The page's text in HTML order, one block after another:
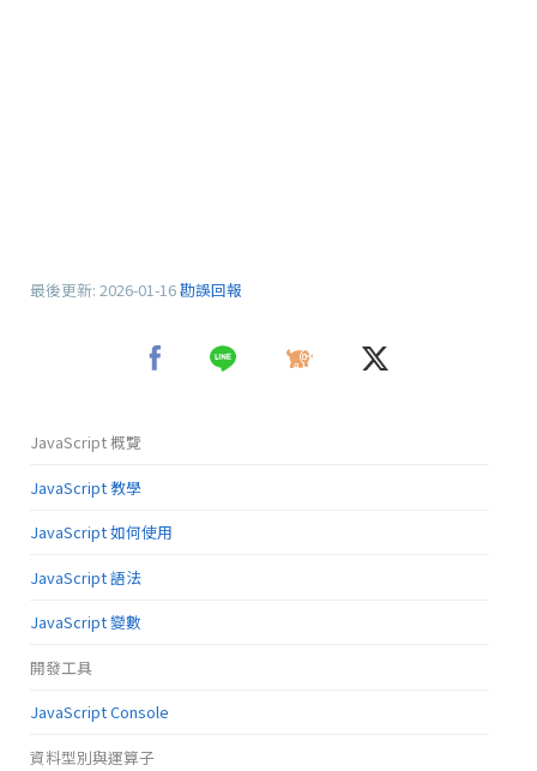
最後更新: 2026-01-16勘誤回報
JavaScript 概覽
JavaScript 教學
JavaScript 如何使用
JavaScript 語法
JavaScript 變數
開發工具
JavaScript Console
資料型別與運算子